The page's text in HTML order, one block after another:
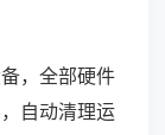
，全部硬件
自动清理运